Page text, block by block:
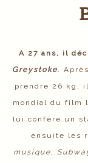
A 27 ans, il
Greystoke .
prendre 26 kg,
mondial du film
lui confère un
ensuite les
musique,